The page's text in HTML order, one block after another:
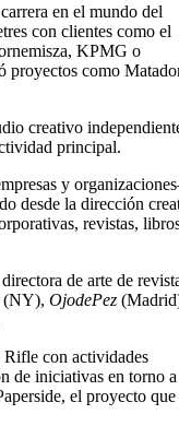
en el mundo del
con clientes como el
KPMG o
proyectos como
creativo
principal.
y
desde la dirección
revistas,
de arte de
(NY), OjodePez
con actividades
de iniciativas en torno
el proyecto que